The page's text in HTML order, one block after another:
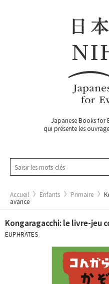
Japanese Books for
qui présente les
Accueil Enfants Primaire
avance
Kongaragacchi: le livre-jeu
EUPHRATES